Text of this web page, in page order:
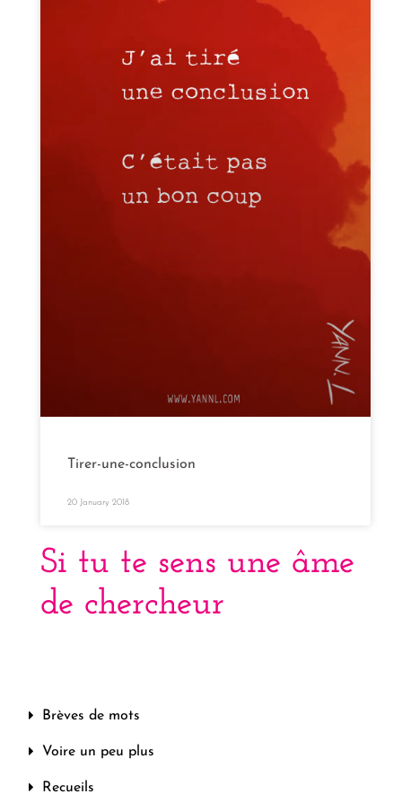
Tirer-une-conclusion
20 January 2018
Si tu te sens une âme
de chercheur
Brèves de mots
Voire un peu plus
Recueils